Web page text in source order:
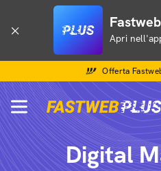
Apri
Offerta
Digital